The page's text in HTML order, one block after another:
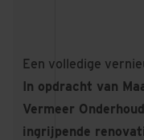
Een volledige
In opdracht van
Vermeer
ingrijpende